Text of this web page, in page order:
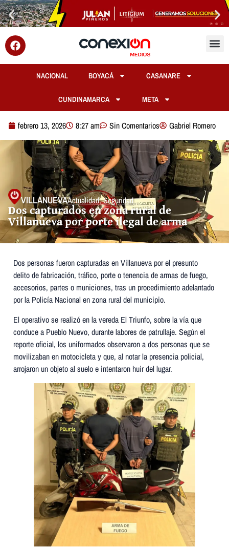
NACIONAL BOYACÁ CASANARE
CUNDINAMARCA META
febrero 13, 2026 8:27 am Sin Comentarios Gabriel Romero
VILLANUEVAActualidad,Seguridad
Dos capturados en zona rural de
Villanueva por porte ilegal de arma
Dos personas fueron capturadas en Villanueva por el presunto
delito de fabricación, tráfico, porte o tenencia de armas de fuego,
accesorios, partes o municiones, tras un procedimiento adelantado
por la Policía Nacional en zona rural del municipio.
El operativo se realizó en la vereda El Triunfo, sobre la vía que
conduce a Pueblo Nuevo, durante labores de patrullaje. Según el
reporte oficial, los uniformados observaron a dos personas que se
movilizaban en motocicleta y que, al notar la presencia policial,
arrojaron un objeto al suelo e intentaron huir del lugar.